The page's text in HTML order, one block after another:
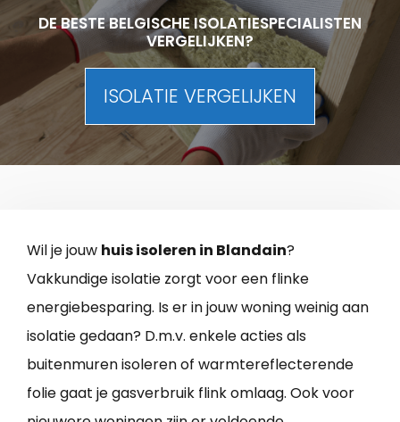
DE BESTE BELGISCHE ISOLATIESPECIALISTEN
VERGELIJKEN?
ISOLATIE VERGELIJKEN
Wil je jouw huis isoleren in Blandain?
Vakkundige isolatie zorgt voor een flinke
energiebesparing. Is er in jouw woning weinig aan
isolatie gedaan? D.m.v. enkele acties als
buitenmuren isoleren of warmtereflecterende
folie gaat je gasverbruik flink omlaag. Ook voor